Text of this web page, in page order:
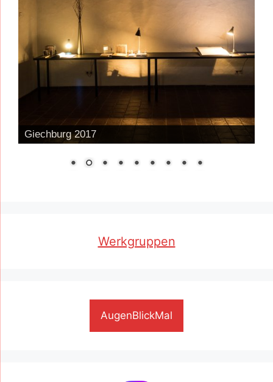
Giechburg 2017
Werkgruppen
AugenBlickMal